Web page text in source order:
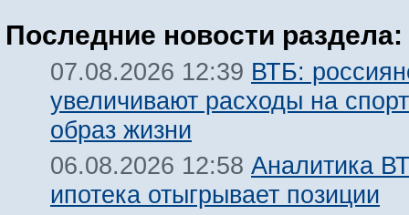
Последние новости раздела:
07.08.2026 12:39 ВТБ:
увеличивают расходы на
образ жизни
06.08.2026 12:58 Аналитика
ипотека отыгрывает позиции